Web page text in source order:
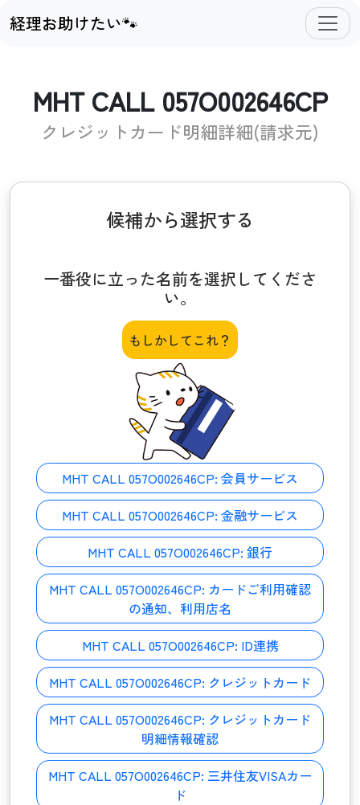
経理お助けたい🐾
MHT CALL 057O002646CP
クレジットカード明細詳細(請求元)
候補から選択する
一番役に立った名前を選択してくださ
い。
もしかしてこれ？
MHT CALL 057O002646CP: 会員サービス
MHT CALL 057O002646CP: 金融サービス
MHT CALL 057O002646CP: 銀行
MHT CALL 057O002646CP: カードご利用確認
の通知、利用店名
MHT CALL 057O002646CP: ID連携
MHT CALL 057O002646CP: クレジットカード
MHT CALL 057O002646CP: クレジットカード
明細情報確認
MHT CALL 057O002646CP: 三井住友VISAカー
ド